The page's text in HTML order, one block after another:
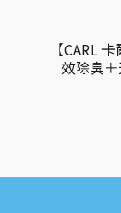
【CARL 卡爾】
效除臭